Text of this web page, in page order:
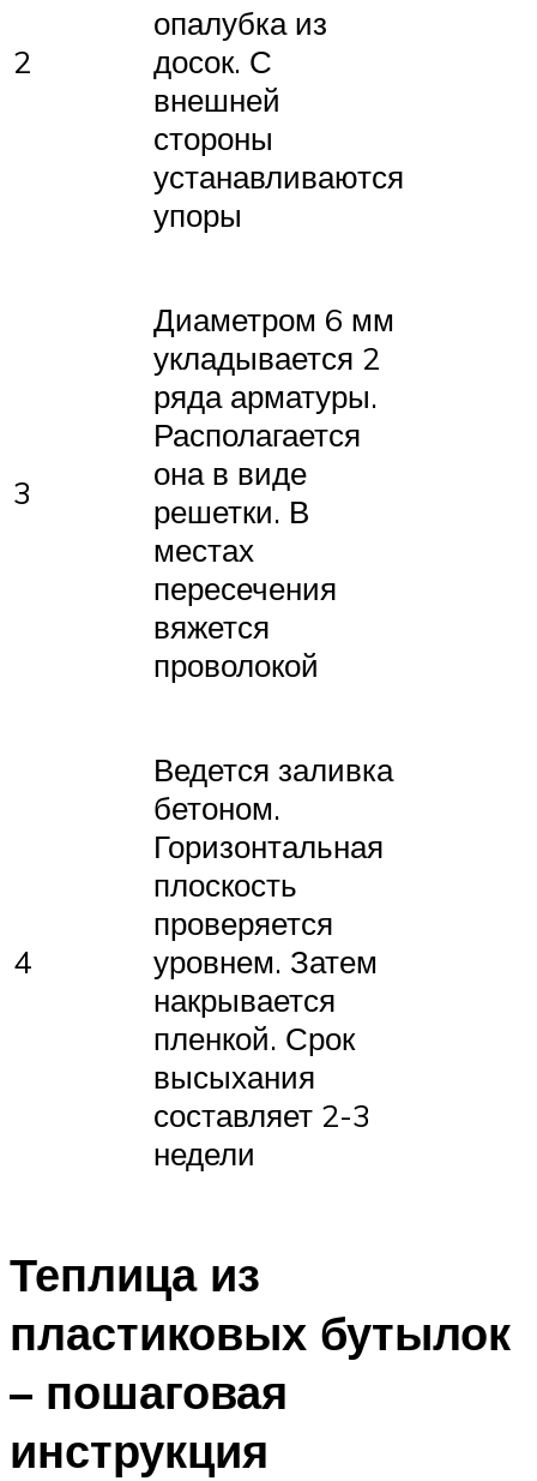
2
опалубка из
досок. С
внешней
стороны
устанавливаются
упоры
3
Диаметром 6 мм
укладывается 2
ряда арматуры.
Располагается
она в виде
решетки. В
местах
пересечения
вяжется
проволокой
4
Ведется заливка
бетоном.
Горизонтальная
плоскость
проверяется
уровнем. Затем
накрывается
пленкой. Срок
высыхания
составляет 2-3
недели
Теплица из
пластиковых бутылок
– пошаговая
инструкция